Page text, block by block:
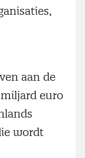
aan de
miljard euro
wordt